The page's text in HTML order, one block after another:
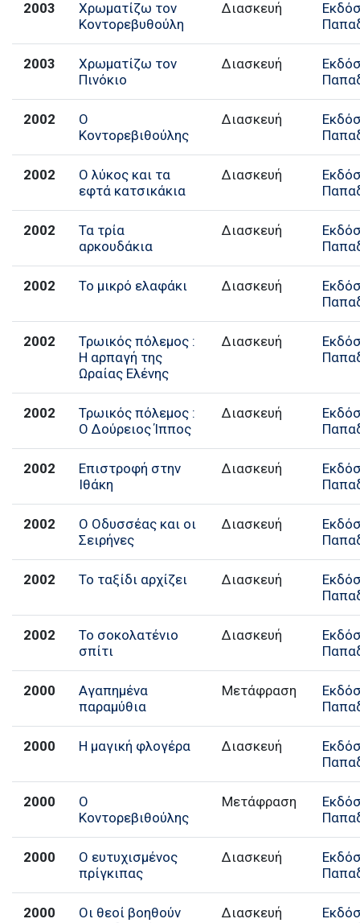
2003
Χρωματίζω τον
Κοντορεβυθούλη
Διασκευή
2003
Χρωματίζω τον
Πινόκιο
Διασκευή
2002
Ο
Κοντορεβιθούλης
Διασκευή
2002
Ο λύκος και τα
εφτά κατσικάκια
Διασκευή
2002
Τα τρία
αρκουδάκια
Διασκευή
2002 Το μικρό ελαφάκι Διασκευή
2002
Τρωικός πόλεμος :
Η αρπαγή της
Ωραίας Ελένης
Διασκευή
2002
Τρωικός πόλεμος :
Ο Δούρειος Ίππος
Διασκευή
2002
Επιστροφή στην
Ιθάκη
Διασκευή
2002
Ο Οδυσσέας και οι
Σειρήνες
Διασκευή
2002 Το ταξίδι αρχίζει Διασκευή
2002
Το σοκολατένιο
σπίτι
Διασκευή
2000
Αγαπημένα
παραμύθια
Μετάφραση
2000 Η μαγική φλογέρα Διασκευή
2000
Ο
Κοντορεβιθούλης
Μετάφραση
2000
Ο ευτυχισμένος
πρίγκιπας
Διασκευή
2000
Οι θεοί βοηθούν
Διασκευή